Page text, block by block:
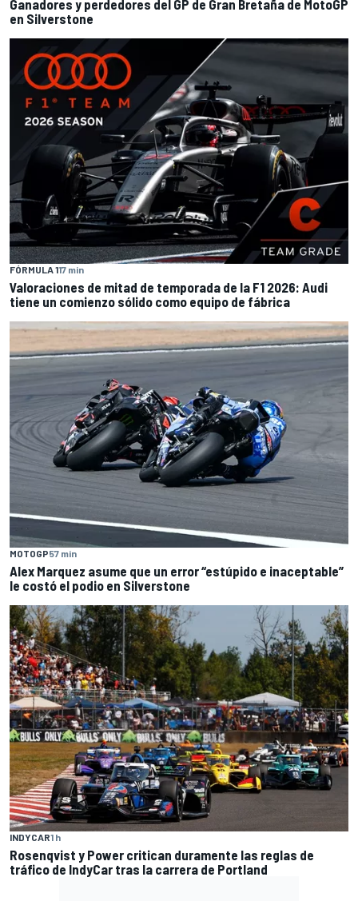
Ganadores y perdedores del GP de Gran Bretaña de MotoGP
en Silverstone
FÓRMULA 117 min
Valoraciones de mitad de temporada de la F1 2026: Audi
tiene un comienzo sólido como equipo de fábrica
MOTOGP57 min
Alex Marquez asume que un error “estúpido e inaceptable”
le costó el podio en Silverstone
INDYCAR1 h
Rosenqvist y Power critican duramente las reglas de
tráfico de IndyCar tras la carrera de Portland